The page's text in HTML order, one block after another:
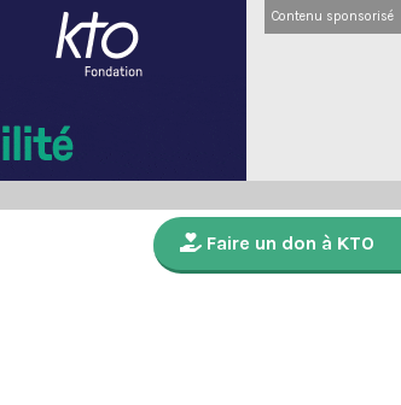
Contenu sponsorisé
Faire un don à KTO